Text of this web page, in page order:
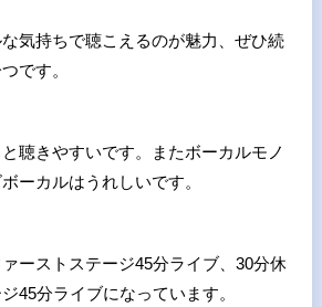
気持ちで聴こえるのが魅力、ぜひ続
です。
聴きやすいです。またボーカルモノ
ーカルはうれしいです。
ーストステージ45分ライブ、30分休
45分ライブになっています。